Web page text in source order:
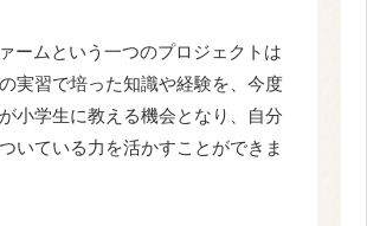
ームという一つのプロジェクトは
実習で培った知識や経験を、今度
小学生に教える機会となり、自分
いている力を活かすことができま